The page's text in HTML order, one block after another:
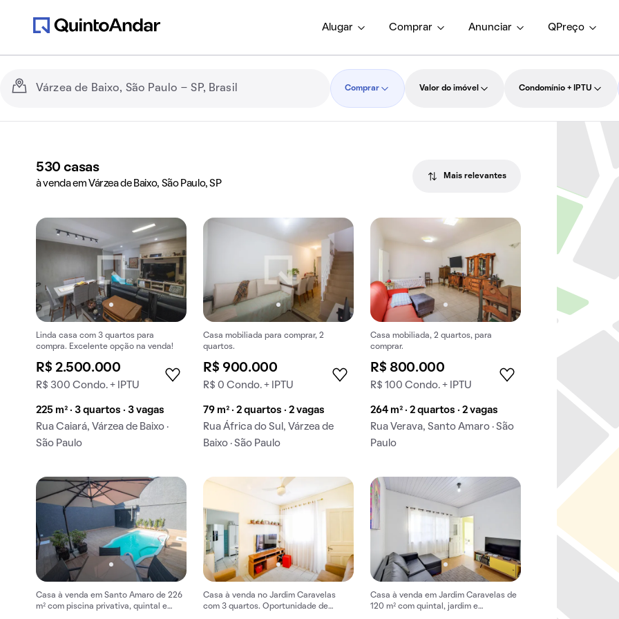
Alugar Comprar Anunciar QPreço
Comprar Valor do imóvel Condomínio + IPTU
530 casas
à venda em Várzea de Baixo, São Paulo, SP
Mais relevantes
Linda casa com 3 quartos para
compra. Excelente opção na venda!
R$ 2.500.000
R$ 300 Condo. + IPTU
225 m² · 3 quartos · 3 vagas
Rua Caiará, Várzea de Baixo ·
São Paulo
Casa mobiliada para comprar, 2
quartos.
R$ 900.000
R$ 0 Condo. + IPTU
79 m² · 2 quartos · 2 vagas
Rua África do Sul, Várzea de
Baixo · São Paulo
Casa mobiliada, 2 quartos, para
comprar.
R$ 800.000
R$ 100 Condo. + IPTU
264 m² · 2 quartos · 2 vagas
Rua Verava, Santo Amaro · São
Paulo
Casa à venda em Santo Amaro de 226
m² com piscina privativa, quintal e
Casa à venda no Jardim Caravelas
com 3 quartos. Oportunidade de
Casa à venda em Jardim Caravelas de
120 m² com quintal, jardim e